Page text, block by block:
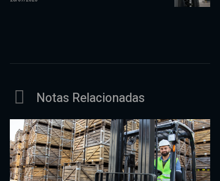
Notas Relacionadas